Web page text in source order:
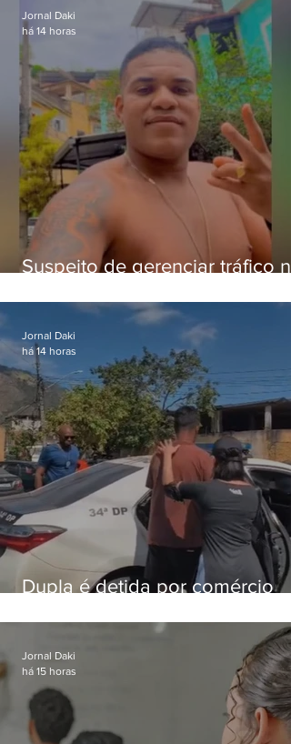
Suspeito de gerenciar tráfico na
foragido
Jornal Daki
há 14 horas
Dupla é detida por comércio
Bangu
Jornal Daki
há 14 horas
Jornal Daki
há 15 horas